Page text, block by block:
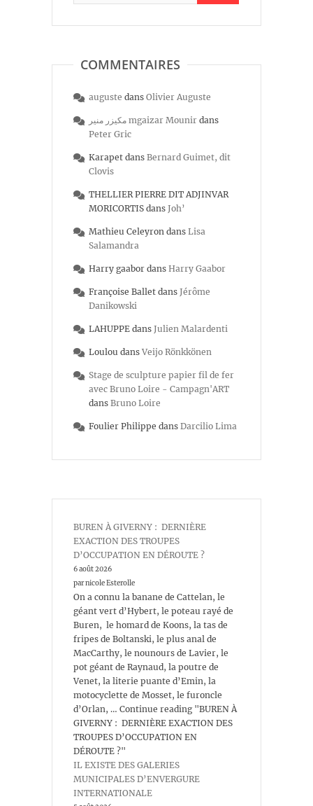
COMMENTAIRES
auguste dans Olivier Auguste
مكيزر منير mgaizar Mounir dans
Peter Gric
Karapet dans Bernard Guimet, dit
Clovis
THELLIER PIERRE DIT ADJINVAR
MORICORTIS dans Joh’
Mathieu Celeyron dans Lisa
Salamandra
Harry gaabor dans Harry Gaabor
Françoise Ballet dans Jérôme
Danikowski
LAHUPPE dans Julien Malardenti
Loulou dans Veijo Rönkkönen
Stage de sculpture papier fil de fer
avec Bruno Loire - Campagn'ART
dans Bruno Loire
Foulier Philippe dans Darcilio Lima
BUREN À GIVERNY : DERNIÈRE
EXACTION DES TROUPES
D’OCCUPATION EN DÉROUTE ?
6 août 2026
par nicole Esterolle
On a connu la banane de Cattelan, le
géant vert d’Hybert, le poteau rayé de
Buren, le homard de Koons, la tas de
fripes de Boltanski, le plus anal de
MacCarthy, le nounours de Lavier, le
pot géant de Raynaud, la poutre de
Venet, la literie puante d’Emin, la
motocyclette de Mosset, le furoncle
d’Orlan, … Continue reading "BUREN À
GIVERNY : DERNIÈRE EXACTION DES
TROUPES D’OCCUPATION EN
DÉROUTE ?"
IL EXISTE DES GALERIES
MUNICIPALES D’ENVERGURE
INTERNATIONALE